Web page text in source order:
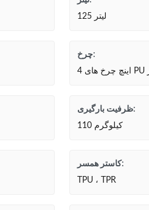
125 لیتر
چرخ:
ظرفیت بارگیری:
110 کیلوگرم
کاستر همسر:
TPU ، TPR